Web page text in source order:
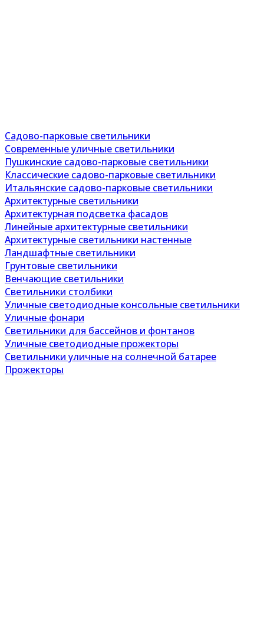
Садово-парковые светильники
Современные уличные светильники
Пушкинские садово-парковые светильники
Классические садово-парковые светильники
Итальянские садово-парковые светильники
Архитектурные светильники
Архитектурная подсветка фасадов
Линейные архитектурные светильники
Архитектурные светильники настенные
Ландшафтные светильники
Грунтовые светильники
Венчающие светильники
Светильники столбики
Уличные светодиодные консольные светильники
Уличные фонари
Светильники для бассейнов и фонтанов
Уличные светодиодные прожекторы
Светильники уличные на солнечной батарее
Прожекторы